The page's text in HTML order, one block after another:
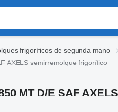
frigoríficos de segunda mano
AXELS semirremolque frigorífico
MT D/E SAF AXELS